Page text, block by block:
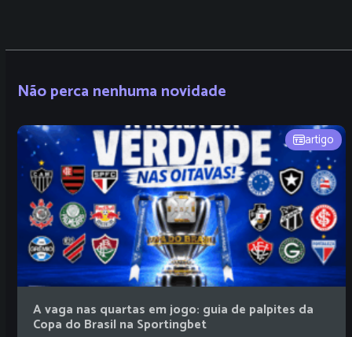
Não perca nenhuma novidade
artigo
A vaga nas quartas em jogo: guia de palpites da
Copa do Brasil na Sportingbet